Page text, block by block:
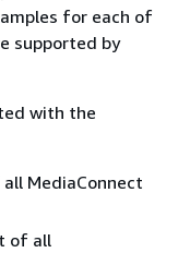
for each of
supported by
with the
MediaConnect
of all